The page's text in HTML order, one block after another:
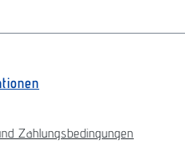
Zahlungsbedingungen